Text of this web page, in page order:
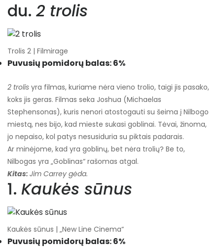
du. 2 trolis
Trolis 2 | Filmirage
Puvusių pomidorų balas: 6%
2 trolis yra filmas, kuriame nėra vieno trolio, taigi jis pasako,
koks jis geras. Filmas seka Joshua (Michaelas
Stephensonas), kuris nenori atostogauti su šeima į Nilbogo
miestą, nes bijo, kad mieste sukasi goblinai. Tėvai, žinoma,
jo nepaiso, kol patys nesusiduria su piktais padarais.
Ar minėjome, kad yra goblinų, bet nėra trolių? Be to,
Nilbogas yra „Goblinas“ rašomas atgal.
Kitas: Jim Carrey gėda.
1. Kaukės sūnus
Kaukės sūnus | „New Line Cinema“
Puvusių pomidorų balas: 6%